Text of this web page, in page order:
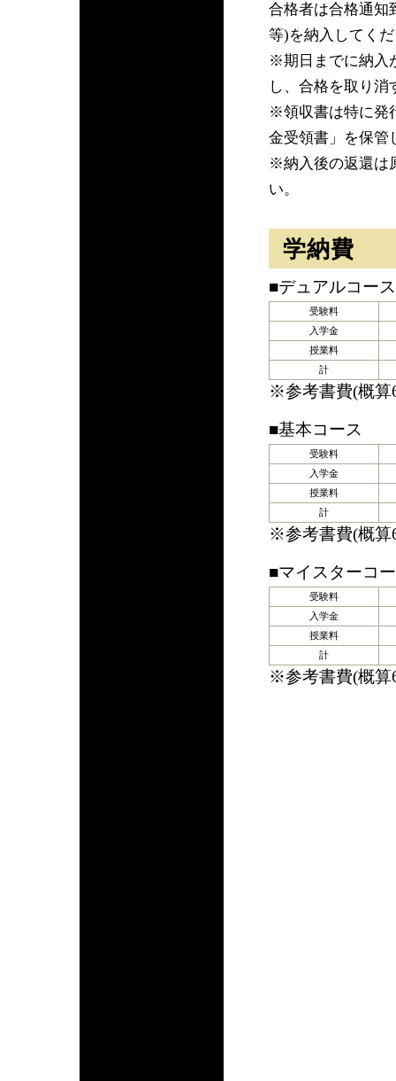
合格者は合格通知
等)を納入してく
※期日までに納入
し、合格を取り消
※領収書は特に発
金受領書」を保管
※納入後の返還は
い。
学納費
■デュアルコース
受験料
入学金
授業料
計
※参考書費(概算
■基本コース
受験料
入学金
授業料
計
※参考書費(概算
■マイスターコ
受験料
入学金
授業料
計
※参考書費(概算